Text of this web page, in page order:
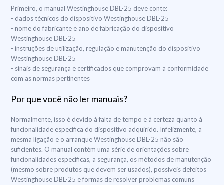
Primeiro, o manual Westinghouse DBL-25 deve conte:
- dados técnicos do dispositivo Westinghouse DBL-25
- nome do fabricante e ano de fabricação do dispositivo
Westinghouse DBL-25
- instruções de utilização, regulação e manutenção do dispositivo
Westinghouse DBL-25
- sinais de segurança e certificados que comprovam a conformidade
com as normas pertinentes
Por que você não ler manuais?
Normalmente, isso é devido à falta de tempo e à certeza quanto à
funcionalidade específica do dispositivo adquirido. Infelizmente, a
mesma ligação e o arranque Westinghouse DBL-25 não são
suficientes. O manual contém uma série de orientações sobre
funcionalidades específicas, a segurança, os métodos de manutenção
(mesmo sobre produtos que devem ser usados), possíveis defeitos
Westinghouse DBL-25 e formas de resolver problemas comuns